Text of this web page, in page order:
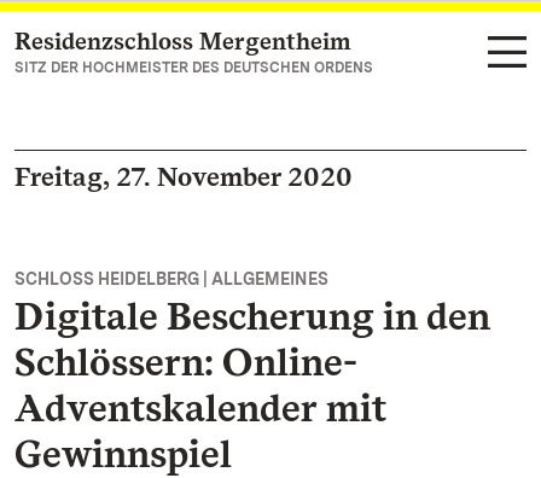
Zum Hauptinhalt springen
Residenzschloss Mergentheim
SITZ DER HOCHMEISTER DES DEUTSCHEN ORDENS
Freitag, 27. November 2020
SCHLOSS HEIDELBERG | ALLGEMEINES
Digitale Bescherung in den
Schlössern: Online-
Adventskalender mit
Gewinnspiel